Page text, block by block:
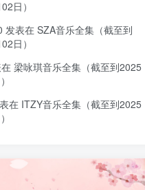
日）
发表在 SZA音乐全集（截至到
日）
梁咏琪音乐全集（截至到2025
在 ITZY音乐全集（截至到2025